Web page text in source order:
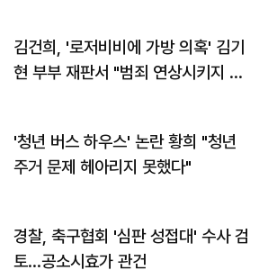
김건희, '로저비비에 가방 의혹' 김기
현 부부 재판서 "범죄 연상시키지 말
'청년 버스 하우스' 논란 황희 "청년
주거 문제 헤아리지 못했다"
경찰, 축구협회 '심판 성접대' 수사 검
토…공소시효가 관건